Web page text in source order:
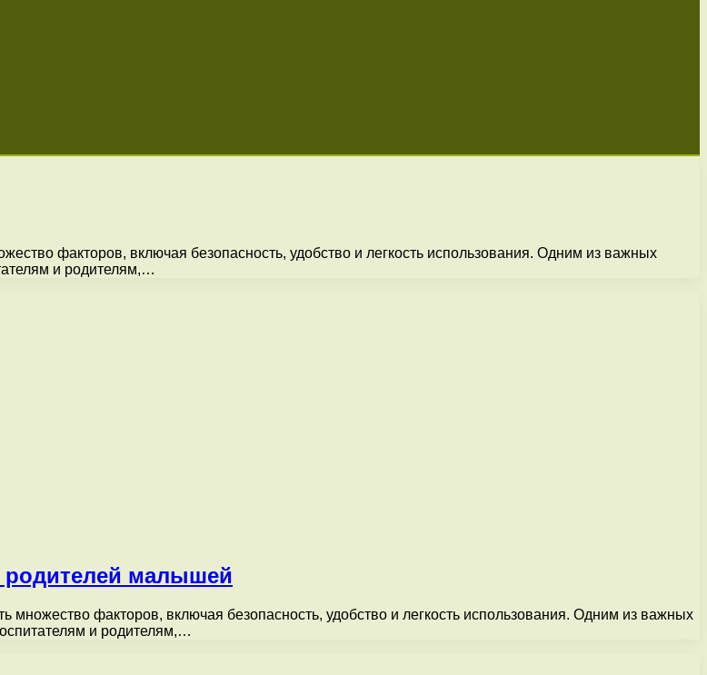
факторов, включая безопасность, удобство и легкость использования. Одним из важных
и родителям,…
родителей малышей
множество факторов, включая безопасность, удобство и легкость использования. Одним из важных
и родителям,…